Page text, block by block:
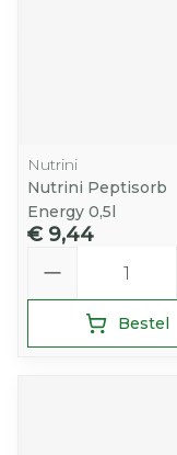
Nutrini
Nutrini Peptisorb
Energy 0,5l
€ 9,44
Bestel